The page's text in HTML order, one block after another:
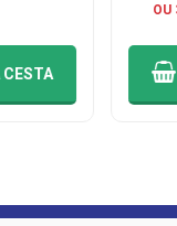
CESTA
OU